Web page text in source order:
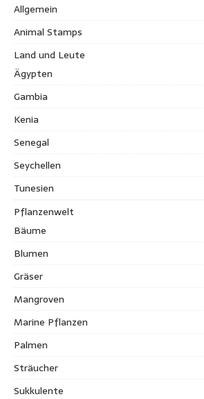
Allgemein
Animal Stamps
Land und Leute
Ägypten
Gambia
Kenia
Senegal
Seychellen
Tunesien
Pflanzenwelt
Bäume
Blumen
Gräser
Mangroven
Marine Pflanzen
Palmen
Sträucher
Sukkulente